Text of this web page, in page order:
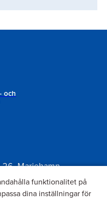
och
Mariehamn
Mariehamnfunktionalitet på
dina inställningar för